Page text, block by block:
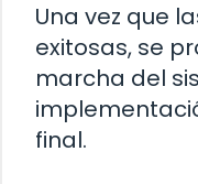
Una vez que
exitosas, se
marcha del
final.